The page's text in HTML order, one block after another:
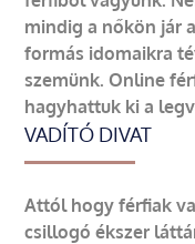
mindig a nőkön jár
formás idomaikra
szemünk. Online
hagyhattuk ki a
VADÍTÓ DIVAT
Attól hogy férfiak
csillogó ékszer